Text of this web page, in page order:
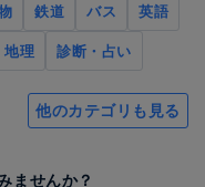
鉄道 バス
英語
地理 診断・占い
他のカテゴリも見る
ませんか？